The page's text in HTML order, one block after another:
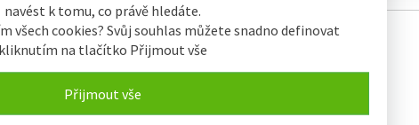
navést k tomu, co právě hledáte.
všech cookies? Svůj souhlas můžete snadno definovat
kliknutím na tlačítko Přijmout vše
Přijmout vše
brambory